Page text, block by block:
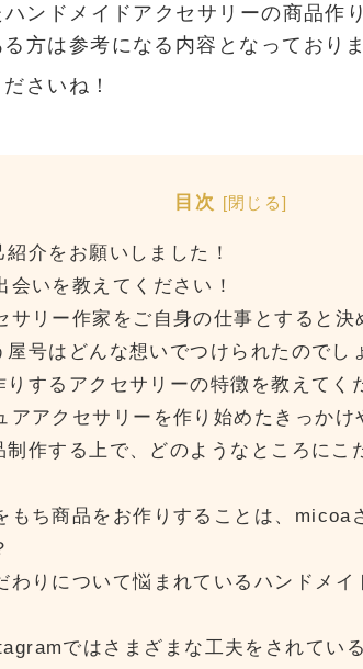
ンドメイドアクセサリーの商品作
方は参考になる内容となっており
さいね！
目次 [閉じる]
介をお願いしました！
会いを教えてください！
サリー作家をご自身の仕事とすると決
屋号はどんな想いでつけられたのでし
するアクセサリーの特徴を教えてく
アアクセサリーを作り始めたきっかけ
作する上で、どのようなところにこ
もち商品をお作りすることは、micoa
わりについて悩まれているハンドメイ
ではさまざまな工夫をされてい